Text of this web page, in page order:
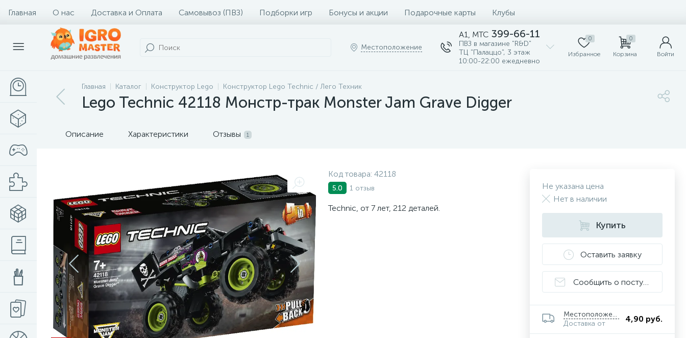
Главная О нас Доставка и Оплата Самовывоз (ПВЗ) Подборки игр Бонусы и акции Подарочные карты Клубы
Местоположение
A1, MTC 399-66-11
ПВЗ в магазине "R&D"
ТЦ "Палаццо", 3 этаж
10:00-22:00 ежедневно
0
Избранное
0
Корзина Войти
Главная Каталог Конструктор Lego Конструктор Lego Technic / Лего Техник
Lego Technic 42118 Монстр-трак Monster Jam Grave Digger
Описание Характеристики Отзывы 1
Код товара: 42118
5.0 1 отзыв
Technic, от 7 лет, 212 деталей.
Не указана цена
Нет в наличии
Купить
Оставить заявку
Сообщить о поступлении
Местоположение
Доставка от
4,90 руб.